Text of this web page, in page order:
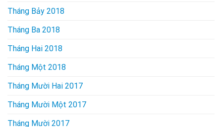
Tháng Bảy 2018
Tháng Ba 2018
Tháng Hai 2018
Tháng Một 2018
Tháng Mười Hai 2017
Tháng Mười Một 2017
Tháng Mười 2017